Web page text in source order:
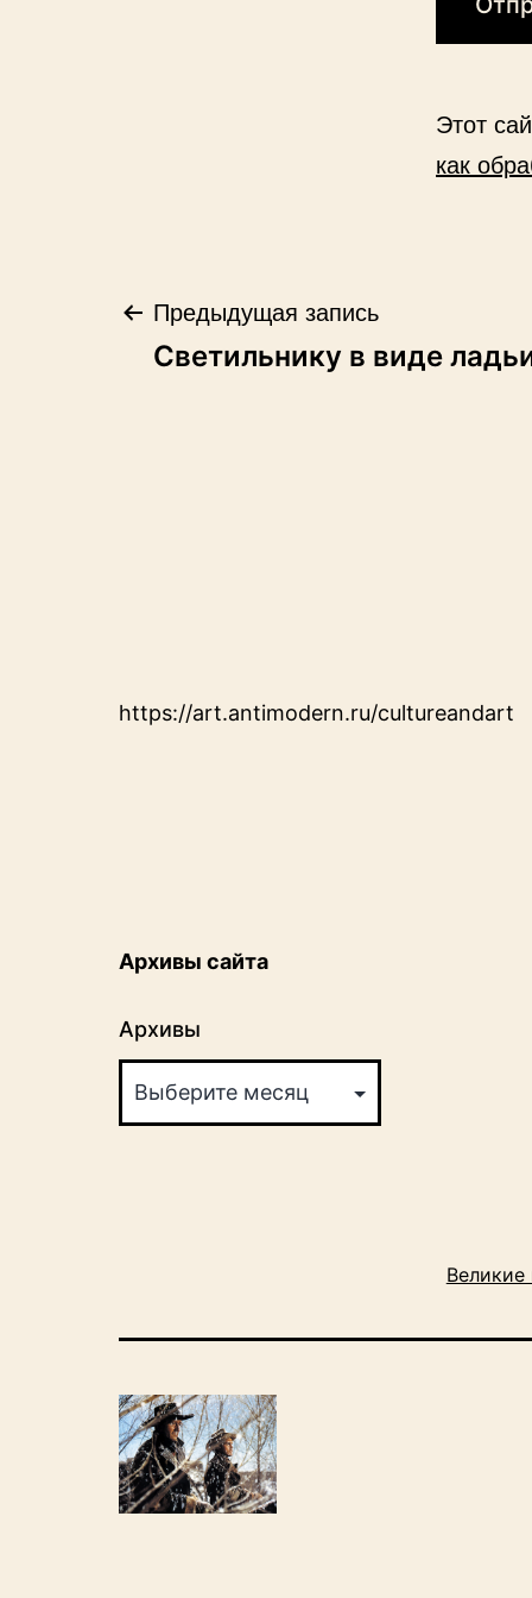
Этот
как
Навигация
Предыдущая запись
Светильнику в виде
https://art.antimodern.ru/cultureandart
Архивы сайта
Архивы
Великие